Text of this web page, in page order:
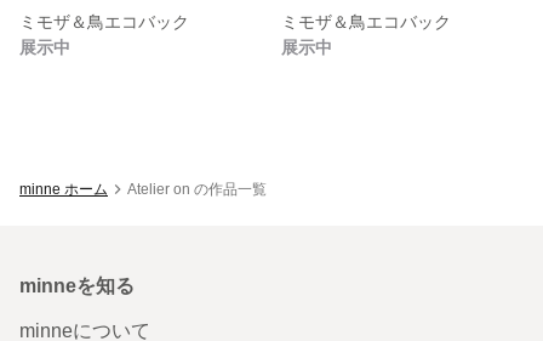
ミモザ＆鳥エコバック
展示中
ミモザ＆鳥エコバック
展示中
minne ホーム Atelier on の作品一覧
minneを知る
minneについて